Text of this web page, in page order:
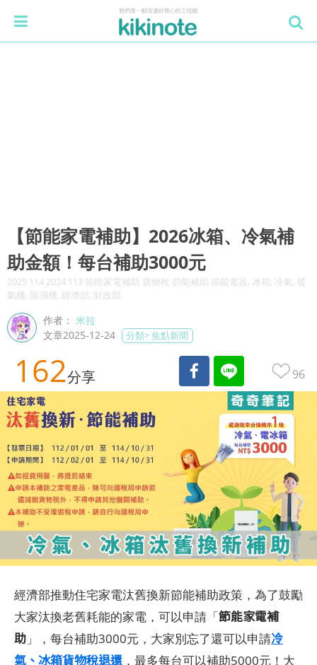
【節能家電補助】2026冰箱、冷氣補
助金額！每台補助3000元
2025 114 2024 113 節能家電補助 貨物稅 節能補助 節能電器, 冰箱, 冷氣, 暖
氣機, 除濕機, 經濟部, 財政部
作者：米拉
文章2025-12-24
分類>焦點新聞
162分享 96
經濟部推動住宅家電汰舊換新節能補助政策，為了鼓勵
大家汰換老舊耗能的家電，可以申請「節能家電補
助 」，每台補助3000元，大家別忘了還可以申請冷
氣、冰箱貨物稅退還 ，最多每台可以補助5000元！大